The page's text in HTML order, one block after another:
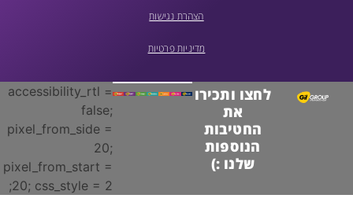
הצהרת נגישות
מדיניות פרטיות
לחצו ותכירו
החטיבות
הנוספות
שלנו :)
accessibility_rtl =
pixel_from_side =
pixel_from_start =
20; css_style = 2;